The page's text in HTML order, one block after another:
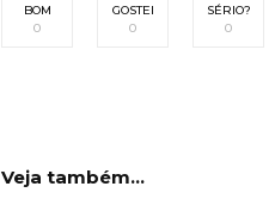
BOM
0
GOSTEI
0
SÉRIO?
0
Veja também...